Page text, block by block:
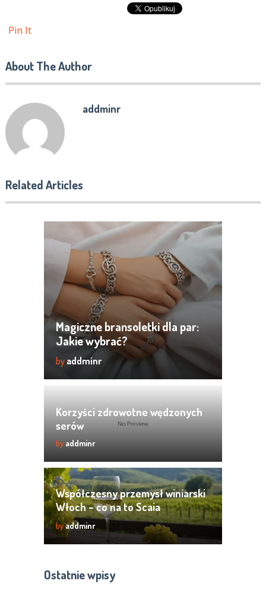
Pin It
About The Author
addminr
Related Articles
Magiczne bransoletki dla par:
Jakie wybrać?
by addminr
Korzyści zdrowotne wędzonych
serów
by addminr
Współczesny przemysł winiarski
Włoch – co na to Scaia
Garganega Chardonnay?
byaddminr
Ostatnie wpisy